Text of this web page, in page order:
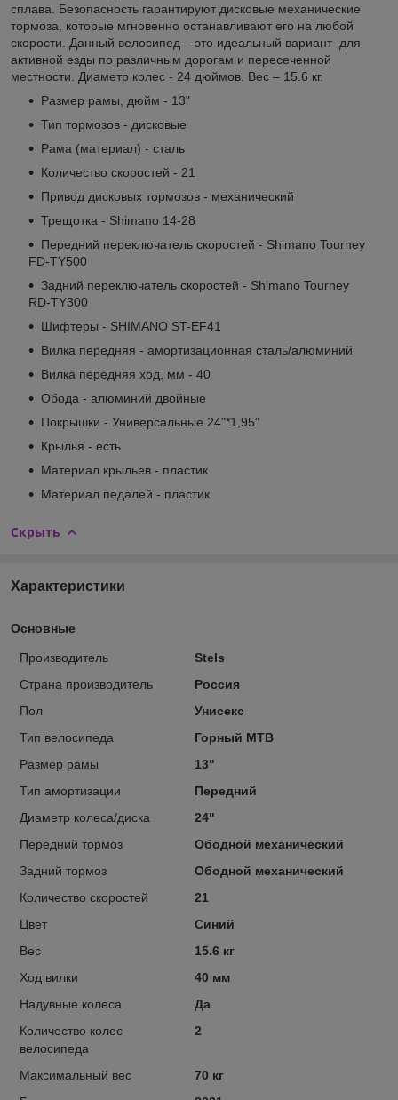
сплава. Безопасность гарантируют дисковые механические
тормоза, которые мгновенно останавливают его на любой
скорости. Данный велосипед – это идеальный вариант для
активной езды по различным дорогам и пересеченной
местности. Диаметр колес - 24 дюймов. Вес – 15.6 кг.
Размер рамы, дюйм - 13"
Тип тормозов - дисковые
Рама (материал) - сталь
Количество скоростей - 21
Привод дисковых тормозов - механический
Трещотка - Shimano 14-28
Передний переключатель скоростей - Shimano Tourney
FD-TY500
Задний переключатель скоростей - Shimano Tourney
RD-TY300
Шифтеры - SHIMANO ST-EF41
Вилка передняя - амортизационная сталь/алюминий
Вилка передняя ход, мм - 40
Обода - алюминий двойные
Покрышки - Универсальные 24"*1,95"
Крылья - есть
Материал крыльев - пластик
Материал педалей - пластик
Скрыть
Характеристики
Основные
Производитель
Stels
Страна производитель
Россия
Пол
Унисекс
Тип велосипеда
Горный MTB
Размер рамы
13"
Тип амортизации
Передний
Диаметр колеса/диска
24"
Передний тормоз
Ободной механический
Задний тормоз
Ободной механический
Количество скоростей
21
Цвет
Синий
Вес
15.6 кг
Ход вилки
40 мм
Надувные колеса
Да
Количество колес
велосипеда
2
Максимальный вес
70 кг